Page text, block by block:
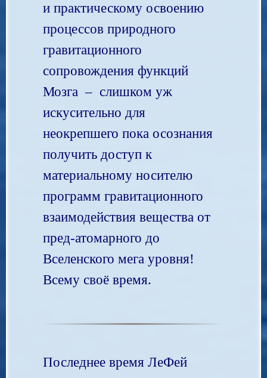
и практическому освоению
процессов природного
гравитационного
сопровождения функций
Мозга – слишком уж
искусительно для
неокрепшего пока осознания
получить доступ к
материальному носителю
программ гравитационного
взаимодействия вещества от
пред-атомарного до
Вселенского мега уровня!
Всему своё время.
Последнее время ЛеФей